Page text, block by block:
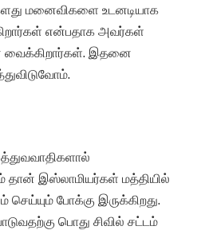
மனைவிகளை உடனடியாக
என்பதாக அவர்கள்
வைக்கிறார்கள். இதனை
தான் இஸ்லாமியர்கள் மத்தியில்
போக்கு இருக்கிறது.
பொது சிவில் சட்டம்